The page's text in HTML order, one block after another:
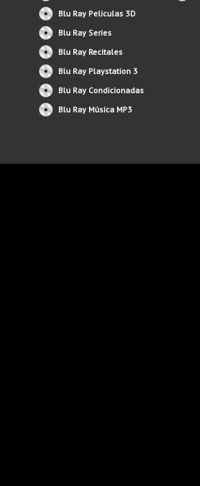
Blu Ray Peliculas 3D
Blu Ray Series
Blu Ray Recitales
Blu Ray Playstation 3
Blu Ray Condicionadas
Blu Ray Música MP3